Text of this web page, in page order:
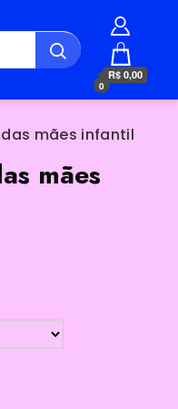
0
R$ 0,00
mães infantil
mães